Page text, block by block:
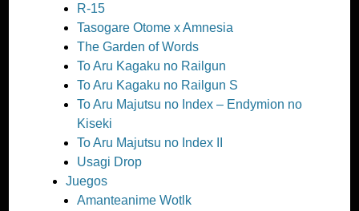
R-15
Tasogare Otome x Amnesia
The Garden of Words
To Aru Kagaku no Railgun
To Aru Kagaku no Railgun S
To Aru Majutsu no Index – Endymion no
Kiseki
To Aru Majutsu no Index II
Usagi Drop
Juegos
Amanteanime Wotlk